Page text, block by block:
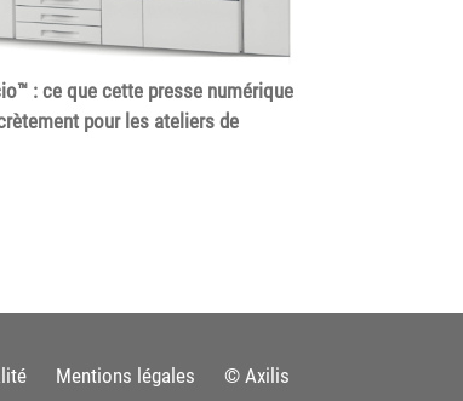
: ce que cette presse numérique
pour les ateliers de
Mentions légales © Axilis